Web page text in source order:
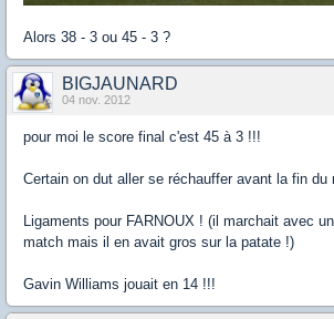
Alors 38 - 3 ou 45 - 3 ?
BIGJAUNARD
04 nov. 2012
pour moi le score final c'est 45 à 3 !!!
Certain on dut aller se réchauffer avant la fin du
Ligaments pour FARNOUX ! (il marchait avec
match mais il en avait gros sur la patate !)
Gavin Williams jouait en 14 !!!